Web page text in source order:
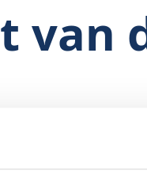
van
videobeelden,
laten functioneren en
wet door intellectuele